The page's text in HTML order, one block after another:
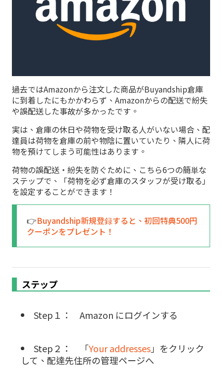
過去ではAmazonから注文した商品がBuyandship倉庫
に到着したにもかかわらず、Amazonからの配送で紛失
や誤配送した事故が多かったです。
実は、倉庫の休日や荷物を受け取る人がいない場合、配
達員は荷物を倉庫の前や物陰に置いていたり、隣人に荷
物を預けてしまう可能性はあります。
荷物の誤配送・紛失を防ぐために、こちら6つの簡単な
ステップで、「荷物を必ず倉庫のスタッフが受け取る」
を設定することができます！
👉Buyandship新規登録すると、初回特典500円
クーポンをプレゼント！
ステップ
Step１： Amazon にログインする
Step２： 「Your addresses」をクリック
して、配達先住所の管理ページへ